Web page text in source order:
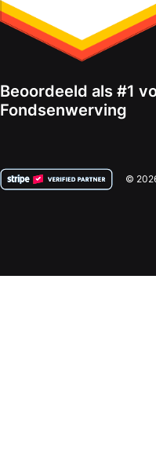
Beoordeeld als #1
Fondsenwerving
©